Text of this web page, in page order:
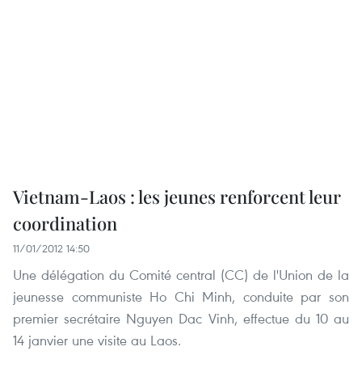
Vietnam-Laos : les jeunes renforcent leur
coordination
11/01/2012 14:50
Une délégation du Comité central (CC) de l'Union de la
jeunesse communiste Ho Chi Minh, conduite par son
premier secrétaire Nguyen Dac Vinh, effectue du 10 au
14 janvier une visite au Laos.